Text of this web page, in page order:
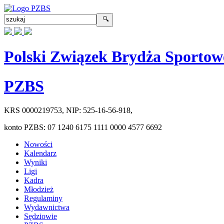
Polski Związek Brydża
PZBS
KRS 0000219753, NIP: 525-16-56-918,
konto PZBS: 07 1240 6175 1111 0000 4577 6692
Nowości
Kalendarz
Wyniki
Ligi
Kadra
Młodzież
Regulaminy
Wydawnictwa
Sędziowie